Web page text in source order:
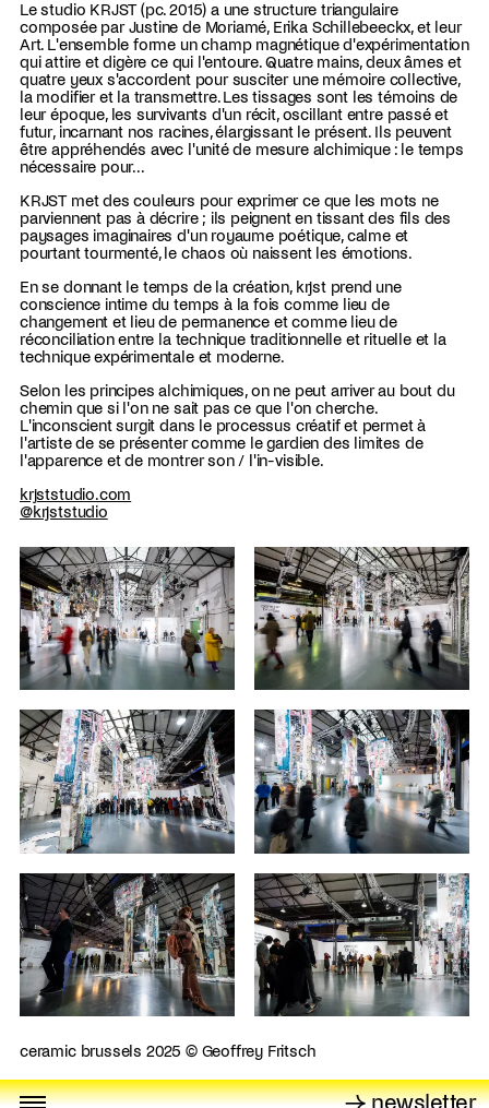
→ newsletter
Le studio KRJST (pc. 2015) a une structure triangulaire
composée par Justine de Moriamé, Erika Schillebeeckx, et leur
Art. L'ensemble forme un champ magnétique d'expérimentation
qui attire et digère ce qui l'entoure. Quatre mains, deux âmes et
quatre yeux s'accordent pour susciter une mémoire collective,
la modifier et la transmettre. Les tissages sont les témoins de
leur époque, les survivants d'un récit, oscillant entre passé et
futur, incarnant nos racines, élargissant le présent. Ils peuvent
être appréhendés avec l'unité de mesure alchimique : le temps
nécessaire pour...
KRJST met des couleurs pour exprimer ce que les mots ne
parviennent pas à décrire ; ils peignent en tissant des fils des
paysages imaginaires d'un royaume poétique, calme et
pourtant tourmenté, le chaos où naissent les émotions.
En se donnant le temps de la création, krjst prend une
conscience intime du temps à la fois comme lieu de
changement et lieu de permanence et comme lieu de
réconciliation entre la technique traditionnelle et rituelle et la
technique expérimentale et moderne.
Selon les principes alchimiques, on ne peut arriver au bout du
chemin que si l'on ne sait pas ce que l'on cherche.
L'inconscient surgit dans le processus créatif et permet à
l'artiste de se présenter comme le gardien des limites de
l'apparence et de montrer son / l'in-visible.
krjststudio.com
@krjststudio
ceramic brussels 2025 © Geoffrey Fritsch